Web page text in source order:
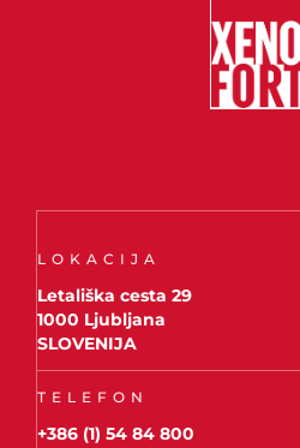
LOKACIJA
Letališka cesta 29
1000 Ljubljana
SLOVENIJA
TELEFON
+386 (1) 54 84 800